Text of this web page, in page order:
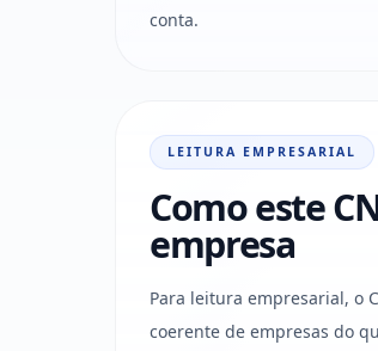
conta.
LEITURA EMPRESARIAL
Como este
empresa
Para leitura empresarial, o
coerente de empresas do